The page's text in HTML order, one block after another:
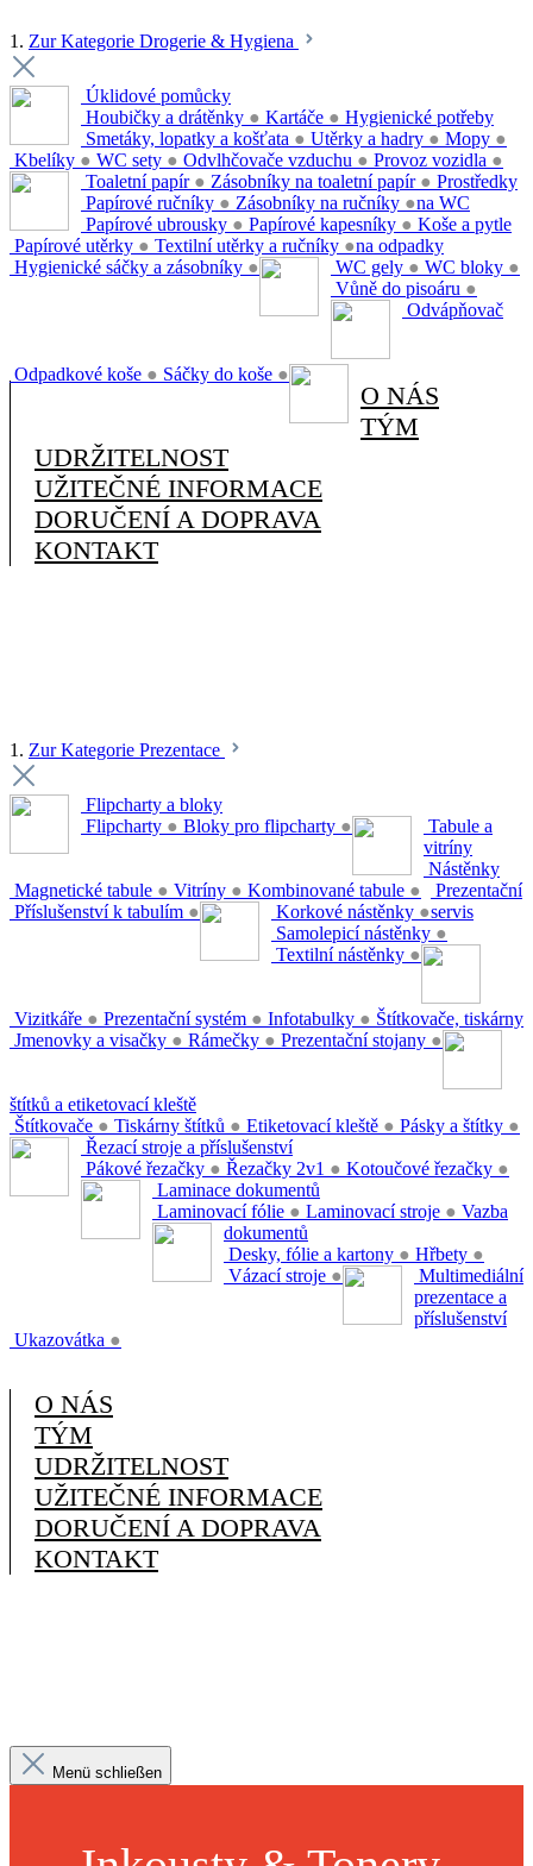
1. Zur Kategorie Drogerie & Hygiena
Úklidové pomůcky
Houbičky a drátěnky ● Kartáče ●
Smetáky, lopatky a košťata ● Utěrky a hadry ● Mopy ●
Kbelíky ● WC sety ● Odvlhčovače vzduchu ● Provoz vozidla ●
Hygienické potřeby
Toaletní papír ● Zásobníky na toaletní papír ●
Papírové ručníky ● Zásobníky na ručníky ●
Papírové ubrousky ● Papírové kapesníky ●
Papírové utěrky ● Textilní utěrky a ručníky ●
Hygienické sáčky a zásobníky ●
Prostředky
na WC
WC gely ● WC bloky ●
Vůně do pisoáru ●
Koše a pytle
na odpadky
Odpadkové koše ● Sáčky do koše ●
Odvápňovač
O NÁS
TÝM
UDRŽITELNOST
UŽITEČNÉ INFORMACE
DORUČENÍ A DOPRAVA
KONTAKT
1. Zur Kategorie Prezentace
Flipcharty a bloky
Flipcharty ● Bloky pro flipcharty ●
Tabule a
vitríny
Magnetické tabule ● Vitríny ● Kombinované tabule ●
Příslušenství k tabulím ●
Nástěnky
Korkové nástěnky ●
Samolepicí nástěnky ●
Textilní nástěnky ●
Prezentační
servis
Vizitkáře ● Prezentační systém ● Infotabulky ●
Jmenovky a visačky ● Rámečky ● Prezentační stojany ●
Štítkovače, tiskárny
štítků a etiketovací kleště
Štítkovače ● Tiskárny štítků ● Etiketovací kleště ● Pásky a štítky ●
Řezací stroje a příslušenství
Pákové řezačky ● Řezačky 2v1 ● Kotoučové řezačky ●
Laminace dokumentů
Laminovací fólie ● Laminovací stroje ● Vazba
dokumentů
Desky, fólie a kartony ● Hřbety ●
Vázací stroje ●
Multimediální
prezentace a
příslušenství
Ukazovátka ●
O NÁS
TÝM
UDRŽITELNOST
UŽITEČNÉ INFORMACE
DORUČENÍ A DOPRAVA
KONTAKT
Menü schließen